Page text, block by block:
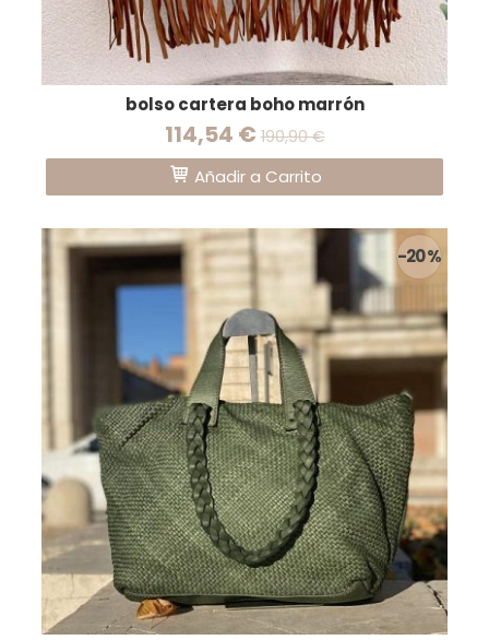
bolso cartera boho marrón
114,54 €190,90 €
Añadir a Carrito
-20 %